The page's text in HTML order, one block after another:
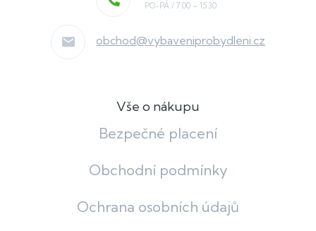
obchod@vybaveniprobydleni.cz
Vše o nákupu
Bezpečné placení
Obchodní podmínky
Ochrana osobních údajů